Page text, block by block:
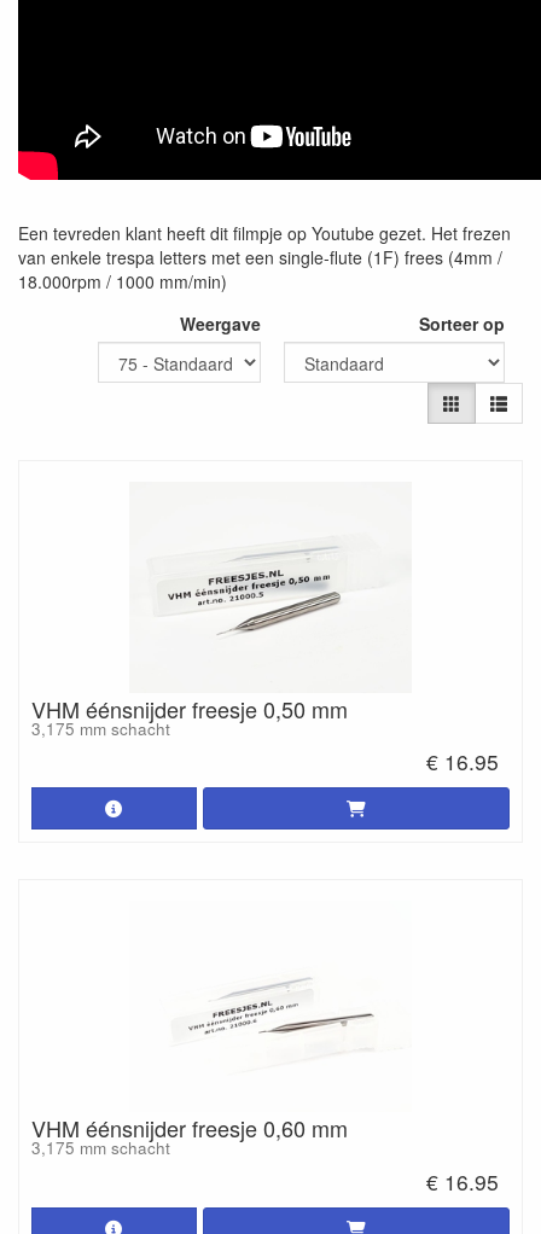
Een tevreden klant heeft dit filmpje op Youtube gezet. Het frezen
van enkele trespa letters met een single-flute (1F) frees (4mm /
18.000rpm / 1000 mm/min)
Weergave
Sorteer op
VHM éénsnijder freesje 0,50 mm
3,175 mm schacht
€ 16.95
VHM éénsnijder freesje 0,60 mm
3,175 mm schacht
€ 16.95